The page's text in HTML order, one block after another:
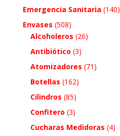
Emergencia Sanitaria (140)
Envases (508)
Alcoholeros (26)
Antibiótico (3)
Atomizadores (71)
Botellas (162)
Cilindros (85)
Confitero (3)
Cucharas Medidoras (4)